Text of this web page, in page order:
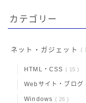
カテゴリー
ネット・ガジェット
HTML・CSS 15
Webサイト・ブログ
Windows 26